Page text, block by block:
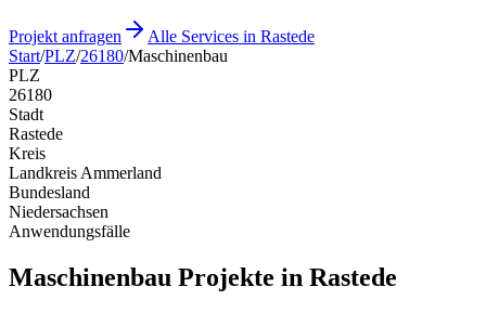
Projekt anfragen
Alle Services in Rastede
Start/PLZ/26180/Maschinenbau
PLZ
26180
Stadt
Rastede
Kreis
Landkreis Ammerland
Bundesland
Niedersachsen
Anwendungsfälle
Maschinenbau Projekte in Rastede